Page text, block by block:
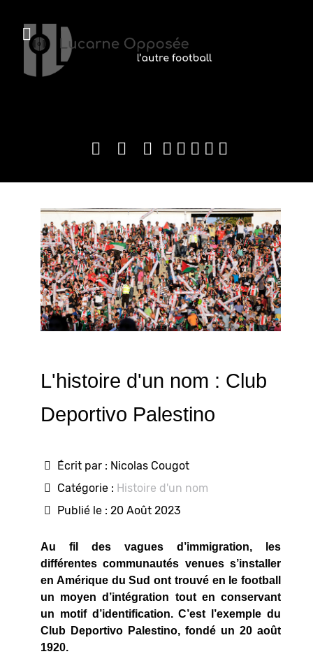
L'histoire d'un nom : Club
Deportivo Palestino
Écrit par : Nicolas Cougot
Catégorie : Histoire d'un nom
Publié le : 20 Août 2023
Au fil des vagues d’immigration, les
différentes communautés venues s’installer
en Amérique du Sud ont trouvé en le football
un moyen d’intégration tout en conservant
un motif d’identification. C’est l’exemple du
Club Deportivo Palestino, fondé un 20 août
1920.